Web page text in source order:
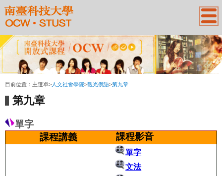
:::
目前位置： 主選單> 人文社會學院>觀光俄語>第九章
第九章
單字
課程講義
課程影音
單字
文法